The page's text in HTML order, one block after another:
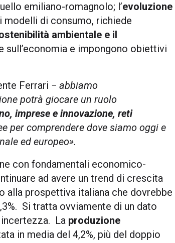
emiliano-romagnolo; l’evoluzione
modelli di consumo, richiede
ambientale e il
sull’economia e impongono obiettivi
Ferrari − abbiamo
potrà giocare un ruolo
imprese e innovazione, reti
per comprendere dove siamo oggi e
ed europeo».
con fondamentali economico-
ad avere un trend di crescita
alla prospettiva italiana che dovrebbe
Si tratta ovviamente di un dato
La produzione
in media del 4,2%, più del doppio